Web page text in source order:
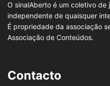
O sinalAberto é um coletivo
independente de quaisquer
É propriedade da associação
Associação de Conteúdos.
Contacto